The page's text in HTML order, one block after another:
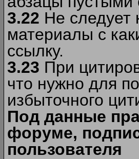
3.22 Не следует
материалы c
ссылку.
3.23 При
что нужно для
избыточного
Под данные
форуме,
пользователя